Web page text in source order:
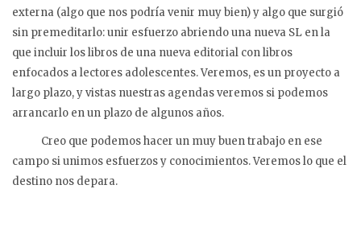
externa (algo que nos podría venir muy bien) y algo que surgió
sin premeditarlo: unir esfuerzo abriendo una nueva SL en la
que incluir los libros de una nueva editorial con libros
enfocados a lectores adolescentes. Veremos, es un proyecto a
largo plazo, y vistas nuestras agendas veremos si podemos
arrancarlo en un plazo de algunos años.
Creo que podemos hacer un muy buen trabajo en ese
campo si unimos esfuerzos y conocimientos. Veremos lo que el
destino nos depara.